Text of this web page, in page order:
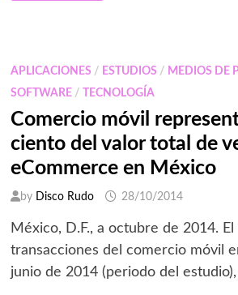
LÍNEA
MÉXICO?
APLICACIONES / ESTUDIOS / MEDIOS DE
SOFTWARE/ TECNOLOGÍA
Comercio móvil
ciento del valor total de
eCommerce en México
by Disco Rudo 28/10/2014
México, D.F., a octubre de 2014.
transacciones del comercio móvil
junio de 2014 (periodo del